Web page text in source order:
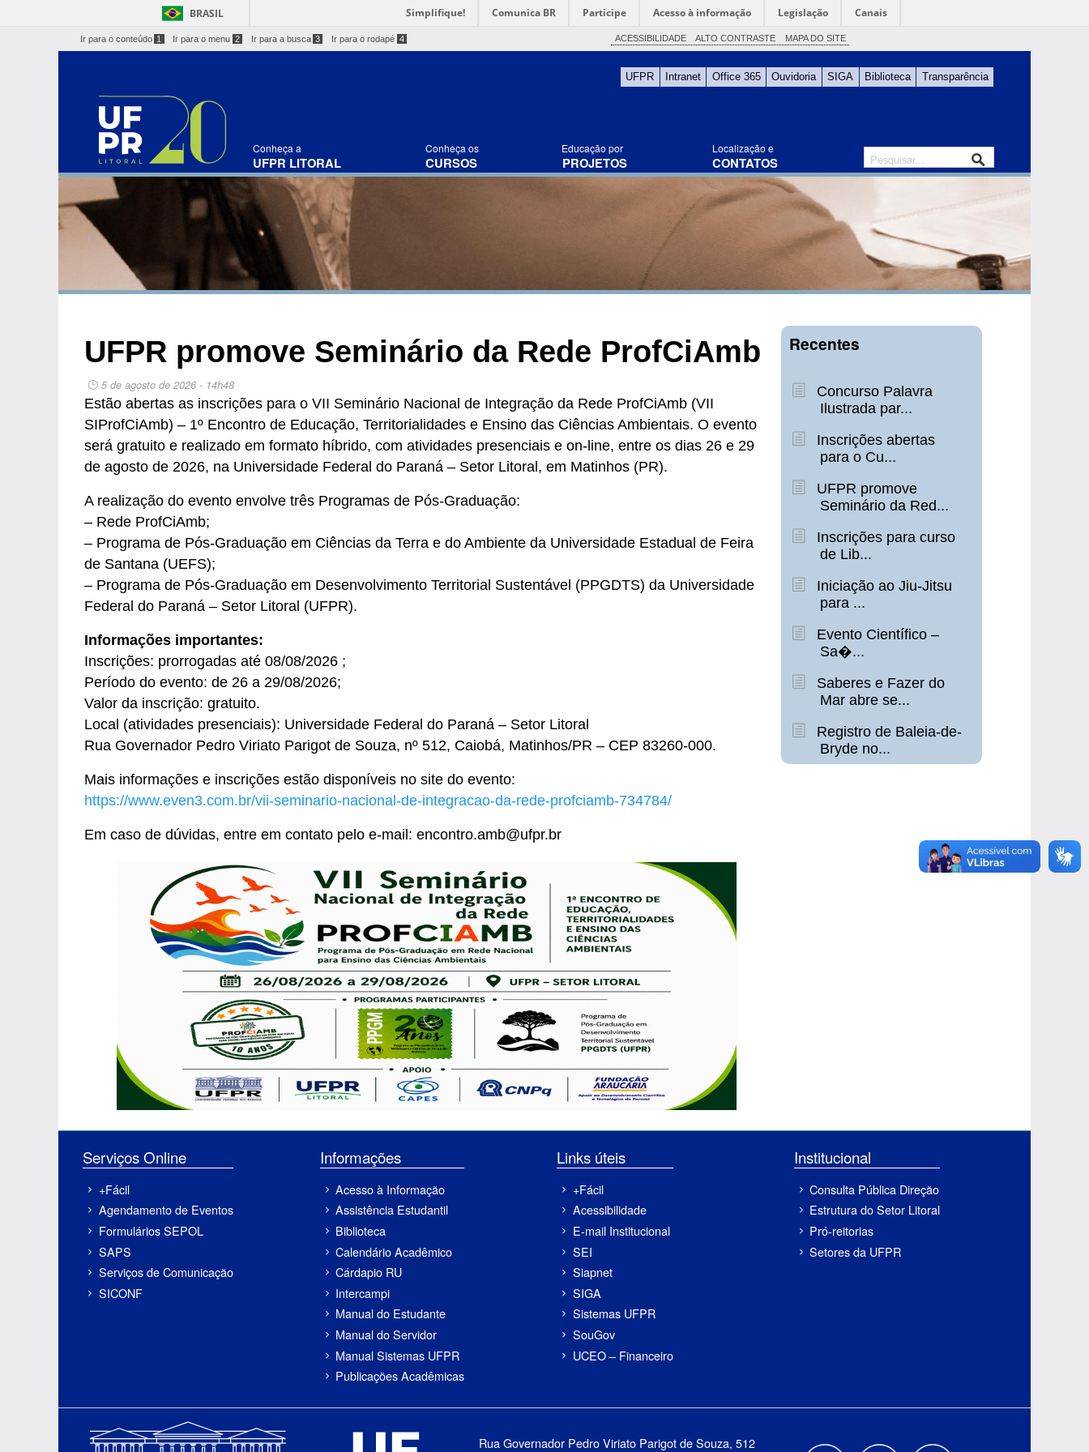
BRASIL Simplifique! Comunica BR Participe Acesso à informação Legislação Canais
Ir para o conteúdo 1 Ir para o menu 2 Ir para a busca 3 Ir para o rodapé 4 ACESSIBILIDADE ALTO CONTRASTE MAPA DO SITE
UFPR Intranet Office 365 Ouvidoria SIGA Biblioteca Transparência
Conheça a
UFPR LITORAL
Conheça os
CURSOS
Educação por
PROJETOS
Localização e
CONTATOS
UFPR promove Seminário da Rede ProfCiAmb
5 de agosto de 2026 - 14h48
Estão abertas as inscrições para o VII Seminário Nacional de Integração da Rede ProfCiAmb (VII
SIProfCiAmb) – 1º Encontro de Educação, Territorialidades e Ensino das Ciências Ambientais. O evento
será gratuito e realizado em formato híbrido, com atividades presenciais e on-line, entre os dias 26 e 29
de agosto de 2026, na Universidade Federal do Paraná – Setor Litoral, em Matinhos (PR).
A realização do evento envolve três Programas de Pós-Graduação:
– Rede ProfCiAmb;
– Programa de Pós-Graduação em Ciências da Terra e do Ambiente da Universidade Estadual de Feira
de Santana (UEFS);
– Programa de Pós-Graduação em Desenvolvimento Territorial Sustentável (PPGDTS) da Universidade
Federal do Paraná – Setor Litoral (UFPR).
Informações importantes:
Inscrições: prorrogadas até 08/08/2026 ;
Período do evento: de 26 a 29/08/2026;
Valor da inscrição: gratuito.
Local (atividades presenciais): Universidade Federal do Paraná – Setor Litoral
Rua Governador Pedro Viriato Parigot de Souza, nº 512, Caiobá, Matinhos/PR – CEP 83260-000.
Mais informações e inscrições estão disponíveis no site do evento:
https://www.even3.com.br/vii-seminario-nacional-de-integracao-da-rede-profciamb-734784/
Em caso de dúvidas, entre em contato pelo e-mail: encontro.amb@ufpr.br
Recentes
Concurso Palavra
Ilustrada par...
Inscrições abertas
para o Cu...
UFPR promove
Seminário da Red...
Inscrições para curso
de Lib...
Iniciação ao Jiu-Jitsu
para ...
Evento Científico –
Sa�...
Saberes e Fazer do
Mar abre se...
Registro de Baleia-de-
Bryde no...
Serviços Online
+Fácil
Agendamento de Eventos
Formulários SEPOL
SAPS
Serviços de Comunicação
SICONF
Informações
Acesso à Informação
Assistência Estudantil
Biblioteca
Calendário Acadêmico
Cárdapio RU
Intercampi
Manual do Estudante
Manual do Servidor
Manual Sistemas UFPR
Publicações Acadêmicas
Links úteis
+Fácil
Acessibilidade
E-mail Institucional
SEI
Siapnet
SIGA
Sistemas UFPR
SouGov
UCEO – Financeiro
Institucional
Consulta Pública Direção
Estrutura do Setor Litoral
Pró-reitorias
Setores da UFPR
Rua Governador Pedro Viriato Parigot de Souza, 512